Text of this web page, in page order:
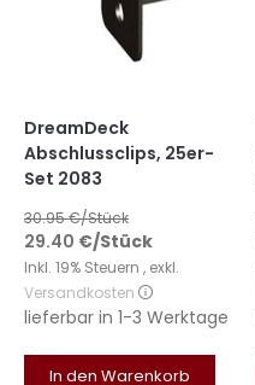
DreamDeck
Abschlussclips, 25er-
Set 2083
30.95€/Stück
29.40 €/Stück
Inkl. 19% Steuern , exkl.
Versandkosten
lieferbar in 1-3 Werktage
In den Warenkorb